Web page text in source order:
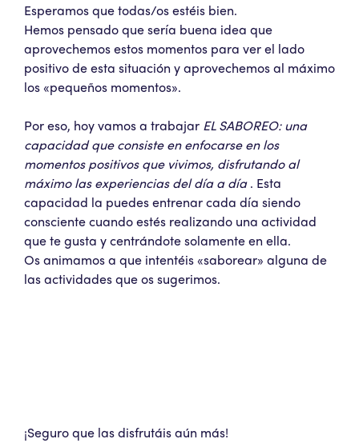
Esperamos que todas/os estéis bien.
Hemos pensado que sería buena idea que
aprovechemos estos momentos para ver el lado
positivo de esta situación y aprovechemos al máximo
los «pequeños momentos».
Por eso, hoy vamos a trabajar EL SABOREO: una
capacidad que consiste en enfocarse en los
momentos positivos que vivimos, disfrutando al
máximo las experiencias del día a día. Esta
capacidad la puedes entrenar cada día siendo
consciente cuando estés realizando una actividad
que te gusta y centrándote solamente en ella.
Os animamos a que intentéis «saborear» alguna de
las actividades que os sugerimos.
¡Seguro que las disfrutáis aún más!